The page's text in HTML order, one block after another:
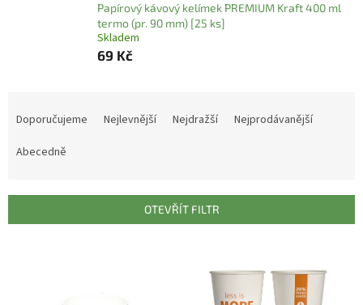
Papírový kávový kelímek PREMIUM Kraft 400 ml
termo (pr. 90 mm) [25 ks]
Skladem
69 Kč
r
Doporučujeme Nejlevnější Nejdražší
Nejprodávanější
Abecedně
OTEVŘÍT FILTR